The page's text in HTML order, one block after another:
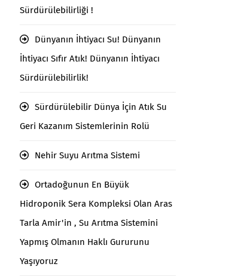
Sürdürülebilirliği !
Dünyanın İhtiyacı Su! Dünyanın
İhtiyacı Sıfır Atık! Dünyanın İhtiyacı
Sürdürülebilirlik!
Sürdürülebilir Dünya İçin Atık Su
Geri Kazanım Sistemlerinin Rolü
Nehir Suyu Arıtma Sistemi
Ortadoğunun En Büyük
Hidroponik Sera Kompleksi Olan Aras
Tarla Amir'in , Su Arıtma Sistemini
Yapmış Olmanın Haklı Gururunu
Yaşıyoruz